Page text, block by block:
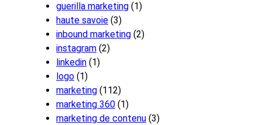
guerilla marketing (1)
haute savoie (3)
inbound marketing (2)
instagram (2)
linkedin (1)
logo (1)
marketing (112)
marketing 360 (1)
marketing de contenu (3)